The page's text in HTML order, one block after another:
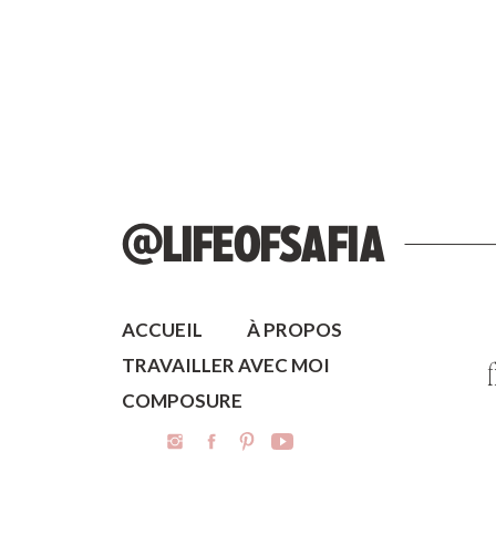
COMPOSURE
À PROPOS
TRAVAILLER AVEC MOI
@LIFEOFSAFIA
ACCUEIL